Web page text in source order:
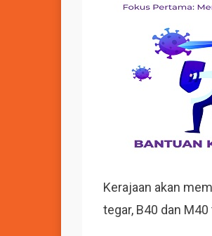
Kerajaan akan
tegar, B40 dan